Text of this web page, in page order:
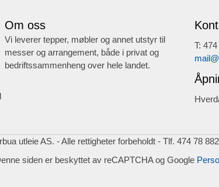
Om oss
Vi leverer tepper, møbler og annet utstyr til
messer og arrangement, både i privat og
bedriftssammenheng over hele landet.
T:
utleie AS. - Alle rettigheter forbeholdt - Tlf. 474 78
siden er beskyttet av reCAPTCHA og Google